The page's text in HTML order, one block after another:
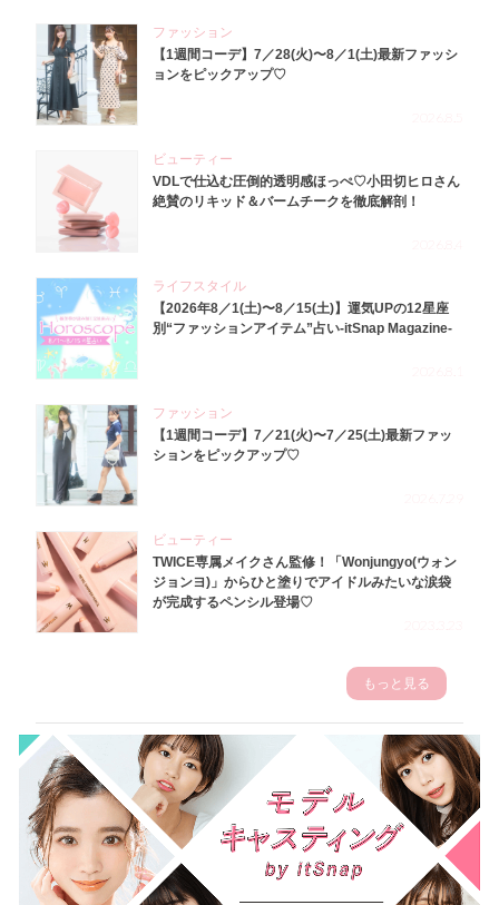
ファッション
【1週間コーデ】7／28(火)〜8／1(土)最新ファッシ
ョンをピックアップ♡
ビューティー
VDLで仕込む圧倒的透明感ほっぺ♡小田切ヒロさん
絶賛のリキッド＆バームチークを徹底解剖！
ライフスタイル
【2026年8／1(土)〜8／15(土)】運気UPの12星座
別“ファッションアイテム”占い-itSnap Magazine-
ファッション
【1週間コーデ】7／21(火)〜7／25(土)最新ファッ
ションをピックアップ♡
ビューティー
TWICE専属メイクさん監修！「Wonjungyo(ウォン
ジョンヨ)」からひと塗りでアイドルみたいな涙袋
が完成するペンシル登場♡
もっと見る